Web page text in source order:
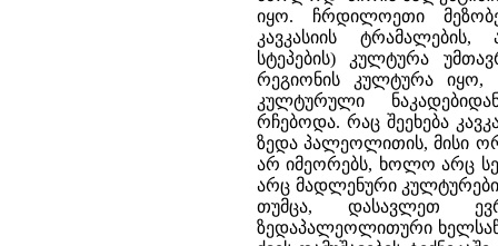
იყო. ჩრდილოეთი
კავკასიის ტრამალების,
სტეპების) კულტურა
რეგიონის კულტურა იყო,
კულტურული
რჩებოდა. რაც შეეხება
ზედა პალეოლითის, მისი
არ იმეორებს, ხოლო არც
არც მადლენური კულტურები
თუმცა, დასავლეთ
ზედაპალეოლითური